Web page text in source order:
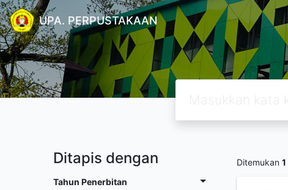
UPA. PERPUSTAKAAN
Ditapis dengan
Tahun Penerbitan
Ditemukan 1